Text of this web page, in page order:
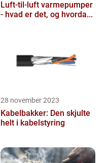
Luft-til-luft varmepumper
- hvad er det, og hvorda...
28 november 2023
Kabelbakker: Den skjulte
helt i kabelstyring